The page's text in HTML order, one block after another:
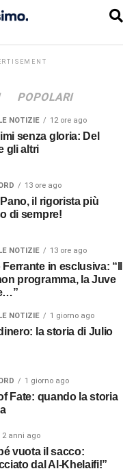
POPOLARI
NOTIZIE 12 ore ago
senza gloria: Del
gli altri
13 ore ago
il rigorista più
di sempre!
NOTIZIE 13 ore ago
Ferrante in esclusiva: “Il
programma, la Juve
NOTIZIE 1 giorno ago
la storia di Julio
1 giorno ago
Fate: quando la storia
2 anni ago
vuota il sacco:
dal Al-Khelaifi!”